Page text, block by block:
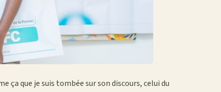
ça que je suis tombée sur son discours, celui du